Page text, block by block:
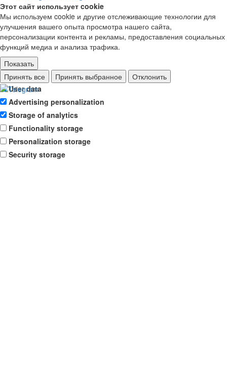
Этот сайт использует cookie
Мы используем cookie и другие отслеживающие технологии для
улучшения вашего опыта просмотра нашего сайта,
персонализации контента и рекламы, предоставления социальных
функций медиа и анализа трафика.
Показать
Ad storage
User data
Advertising personalization
Storage of analytics
Functionality storage
Personalization storage
Security storage
Принять все Принять выбранное Отклонить